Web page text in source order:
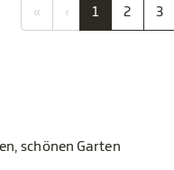
« ‹ 1 2 3
schönen Garten